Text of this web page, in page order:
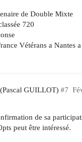
de Double Mixte
720
Vétérans a Nantes a
(Pascal GUILLOT) #7
de sa
peut être intéressé.